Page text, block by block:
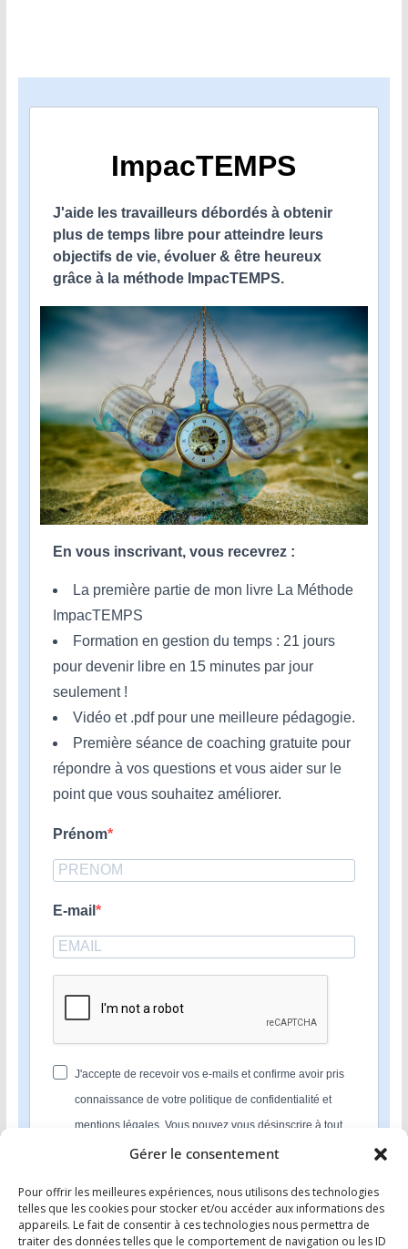
Gérer le consentement
Pour offrir les meilleures expériences, nous utilisons des technologies
telles que les cookies pour stocker et/ou accéder aux informations des
appareils. Le fait de consentir à ces technologies nous permettra de
traiter des données telles que le comportement de navigation ou les ID
ImpacTEMPS
J'aide les travailleurs débordés à obtenir
plus de temps libre pour atteindre leurs
objectifs de vie, évoluer & être heureux
grâce à la méthode ImpacTEMPS.
En vous inscrivant, vous recevrez :
La première partie de mon livre La Méthode
ImpacTEMPS
Formation en gestion du temps : 21 jours
pour devenir libre en 15 minutes par jour
seulement !
Vidéo et .pdf pour une meilleure pédagogie.
Première séance de coaching gratuite pour
répondre à vos questions et vous aider sur le
point que vous souhaitez améliorer.
Prénom
E-mail
J'accepte de recevoir vos e-mails et confirme avoir pris
connaissance de votre politique de confidentialité et
mentions légales. Vous pouvez vous désinscrire à tout
moment en cliquant sur le lien présent dans nos emails.
S'INSCRIRE
Nous utilisons Sendinblue en tant que plateforme